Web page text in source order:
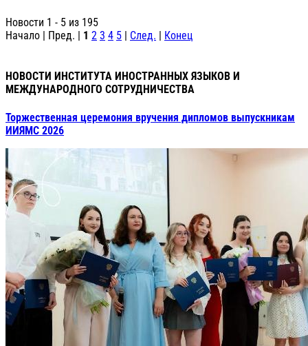
Новости 1 - 5 из 195
Начало | Пред. | 1 2 3 4 5 | След. | Конец
НОВОСТИ ИНСТИТУТА ИНОСТРАННЫХ ЯЗЫКОВ И
МЕЖДУНАРОДНОГО СОТРУДНИЧЕСТВА
Торжественная церемония вручения дипломов выпускникам
ИИЯМС 2026